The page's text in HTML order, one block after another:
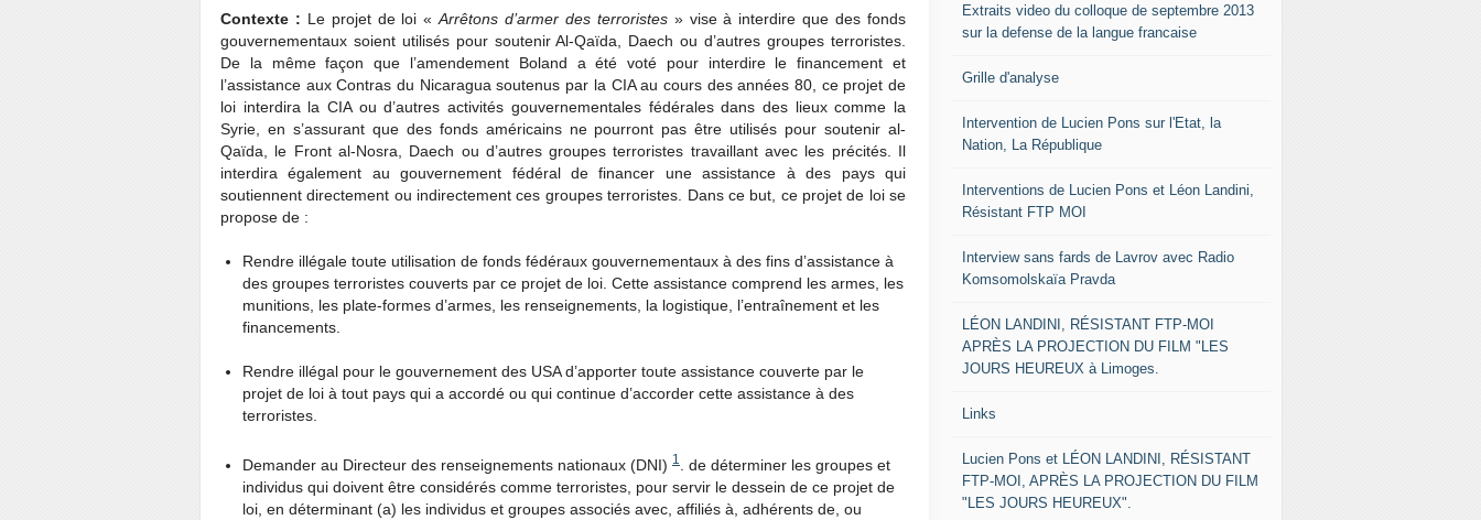
Contexte : Le projet de loi «Arrêtons d’armer des terroristes » vise à interdire que des fonds
gouvernementaux soient utilisés pour soutenir Al-Qaïda, Daech ou d’autres groupes terroristes.
De la même façon que l’amendement Boland a été voté pour interdire le financement et
l’assistance aux Contras du Nicaragua soutenus par la CIA au cours des années 80, ce projet de
loi interdira la CIA ou d’autres activités gouvernementales fédérales dans des lieux comme la
Syrie, en s’assurant que des fonds américains ne pourront pas être utilisés pour soutenir al-
Qaïda, le Front al-Nosra, Daech ou d’autres groupes terroristes travaillant avec les précités. Il
interdira également au gouvernement fédéral de financer une assistance à des pays qui
soutiennent directement ou indirectement ces groupes terroristes. Dans ce but, ce projet de loi se
propose de :
Rendre illégale toute utilisation de fonds fédéraux gouvernementaux à des fins d’assistance à
des groupes terroristes couverts par ce projet de loi. Cette assistance comprend les armes, les
munitions, les plate-formes d’armes, les renseignements, la logistique, l’entraînement et les
financements.
Rendre illégal pour le gouvernement des USA d’apporter toute assistance couverte par le
projet de loi à tout pays qui a accordé ou qui continue d’accorder cette assistance à des
terroristes.
Demander au Directeur des renseignements nationaux (DNI) 1
. de déterminer les groupes et
individus qui doivent être considérés comme terroristes, pour servir le dessein de ce projet de
loi, en déterminant (a) les individus et groupes associés avec, affiliés à, adhérents de, ou
Extraits video du colloque de septembre 2013
sur la defense de la langue francaise
Grille d'analyse
Intervention de Lucien Pons sur l'Etat, la
Nation, La République
Interventions de Lucien Pons et Léon Landini,
Résistant FTP MOI
Interview sans fards de Lavrov avec Radio
Komsomolskaïa Pravda
LÉON LANDINI, RÉSISTANT FTP-MOI
APRÈS LA PROJECTION DU FILM "LES
JOURS HEUREUX à Limoges.
Links
Lucien Pons et LÉON LANDINI, RÉSISTANT
FTP-MOI, APRÈS LA PROJECTION DU FILM
"LES JOURS HEUREUX".